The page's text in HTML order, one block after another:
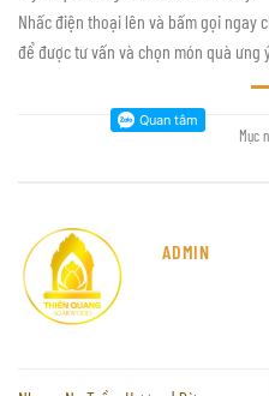
Nhấc điện thoại lên và bấm gọi ngay
để được tư vấn và chọn món quà ưng
Mục
ADMIN